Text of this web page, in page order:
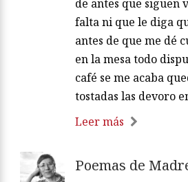
de antes que siguen
falta ni que le diga
antes de que me dé
en la mesa todo
café se me acaba
tostadas las devoro
Leer más
Poemas de